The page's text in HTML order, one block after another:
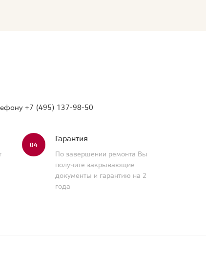
+7 (495) 137-98-50
04
Гарантия
По завершении ремонта Вы
получите закрывающие
документы и гарантию на 2
года